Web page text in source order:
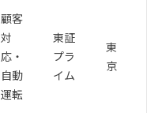
顧客
対
応・
自動
運転
東証
プラ
イム
東
京